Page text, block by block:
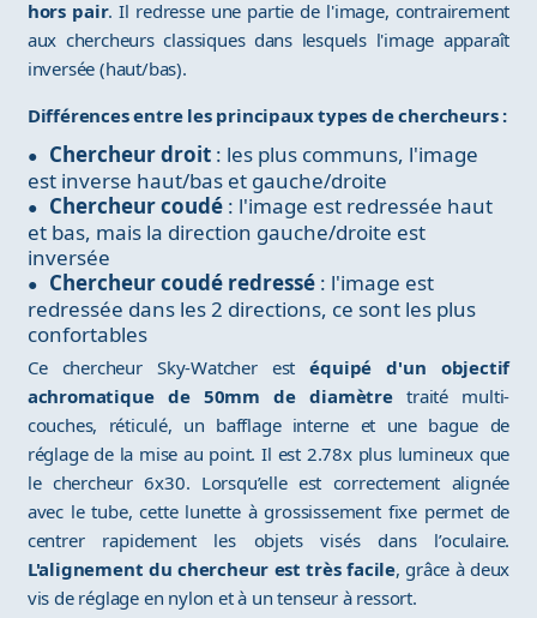
hors pair. Il redresse une partie de l'image, contrairement
aux chercheurs classiques dans lesquels l'image apparaît
inversée (haut/bas).
Différences entre les principaux types de chercheurs :
Chercheur droit: les plus communs, l'image
est inverse haut/bas et gauche/droite
Chercheur coudé: l'image est redressée haut
et bas, mais la direction gauche/droite est
inversée
Chercheur coudé redressé: l'image est
redressée dans les 2 directions, ce sont les plus
confortables
Ce chercheur Sky-Watcher estéquipé d'un objectif
achromatique de 50mm de diamètretraité multi-
couches, réticulé, un bafflage interne et une bague de
réglage de la mise au point. Il est 2.78x plus lumineux que
le chercheur 6x30. Lorsqu’elle est correctement alignée
avec le tube, cette lunette à grossissement fixe permet de
centrer rapidement les objets visés dans l’oculaire.
L'alignement du chercheur est très facile, grâce à deux
vis de réglage en nylon et à un tenseur à ressort.